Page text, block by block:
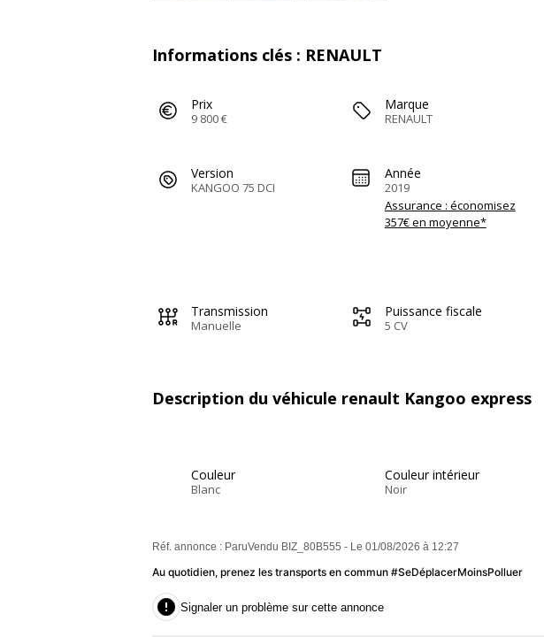
Informations clés : RENAULT
Prix
9 800 €
Marque
RENAULT
Version
KANGOO 75 DCI
Année
2019
Assurance : économisez
357€ en moyenne*
Transmission
Manuelle
Puissance fiscale
5 CV
Description du véhicule renault Kangoo express
Couleur
Blanc
Couleur intérieur
Noir
Réf. annonce : ParuVendu BIZ_80B555 - Le 01/08/2026 à 12:27
Au quotidien, prenez les transports en commun #SeDéplacerMoinsPolluer
 Signaler un problème sur cette annonce